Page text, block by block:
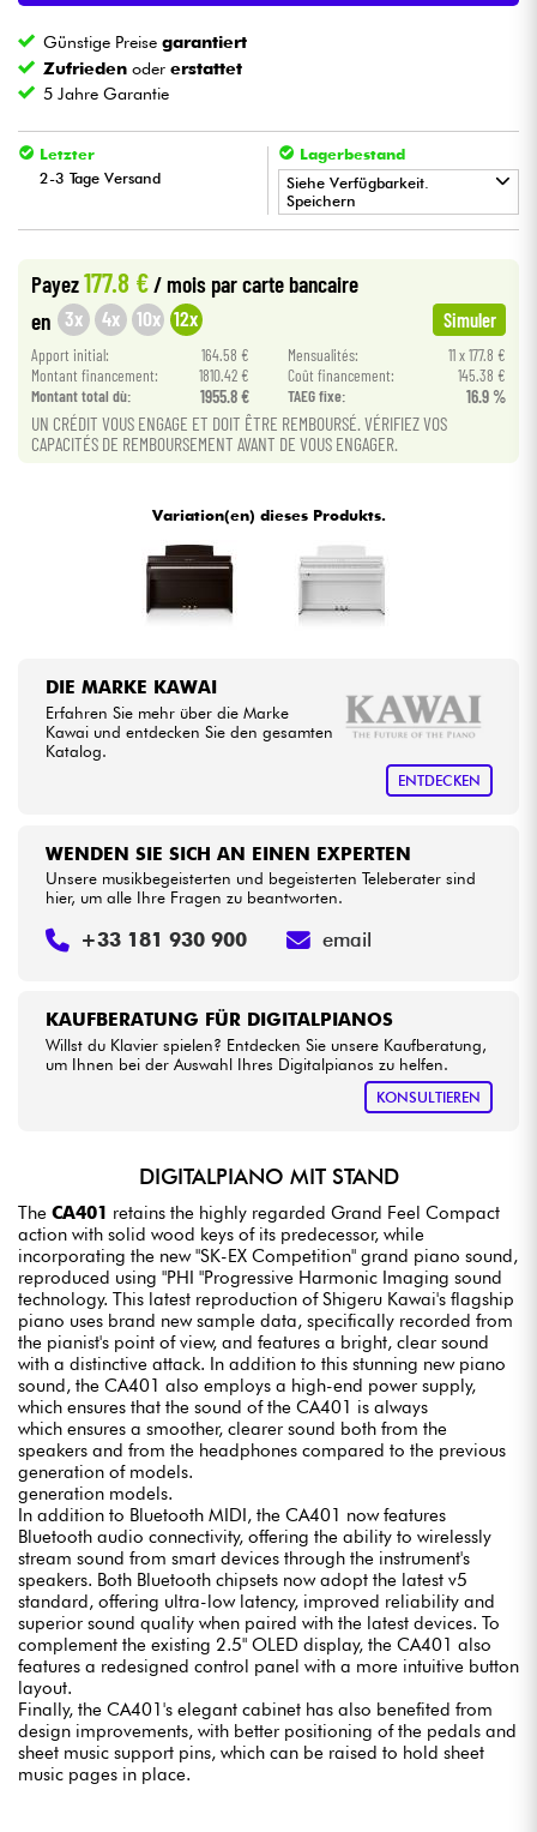
Blasinstrumente
Violinen & Quartett
Kabel & Zubehöre
HiFi
Bundle
Günstige Preisegarantiert
Zufrieden odererstattet
5 Jahre Garantie
Letzter
2-3 Tage Versand
Lagerbestand
Siehe Verfügbarkeit.
Speichern
Payez177.8 € / mois par carte bancaire
en 3x 4x 10x 12x Simuler
Apport initial: 164.58 € Mensualités:
11 x 177.8 €
Montant financement:
1810.42 € Coût financement:
145.38 €
Montant total dù:
1955.8 € TAEG fixe: 16.9 %
UN CRÉDIT VOUS ENGAGE ET DOIT ÊTRE REMBOURSÉ. VÉRIFIEZ VOS
CAPACITÉS DE REMBOURSEMENT AVANT DE VOUS ENGAGER.
Variation(en) dieses Produkts.
DIE MARKE KAWAI
Erfahren Sie mehr über die Marke
Kawai und entdecken Sie den gesamten
Katalog.
ENTDECKEN
KAUFBERATUNG FÜR DIGITALPIANOS
Willst du Klavier spielen? Entdecken Sie unsere Kaufberatung,
um Ihnen bei der Auswahl Ihres Digitalpianos zu helfen.
KONSULTIEREN
WENDEN SIE SICH AN EINEN EXPERTEN
Unsere musikbegeisterten und begeisterten Teleberater sind
hier, um alle Ihre Fragen zu beantworten.
+33 181 930 900 email
DIGITALPIANO MIT STAND
The CA401 retains the highly regarded Grand Feel Compact
action with solid wood keys of its predecessor, while
incorporating the new "SK-EX Competition" grand piano sound,
reproduced using "PHI "Progressive Harmonic Imaging sound
technology. This latest reproduction of Shigeru Kawai's flagship
piano uses brand new sample data, specifically recorded from
the pianist's point of view, and features a bright, clear sound
with a distinctive attack. In addition to this stunning new piano
sound, the CA401 also employs a high-end power supply,
which ensures that the sound of the CA401 is always
which ensures a smoother, clearer sound both from the
speakers and from the headphones compared to the previous
generation of models.
generation models.
In addition to Bluetooth MIDI, the CA401 now features
Bluetooth audio connectivity, offering the ability to wirelessly
stream sound from smart devices through the instrument's
speakers. Both Bluetooth chipsets now adopt the latest v5
standard, offering ultra-low latency, improved reliability and
superior sound quality when paired with the latest devices. To
complement the existing 2.5" OLED display, the CA401 also
features a redesigned control panel with a more intuitive button
layout.
Finally, the CA401's elegant cabinet has also benefited from
design improvements, with better positioning of the pedals and
sheet music support pins, which can be raised to hold sheet
music pages in place.